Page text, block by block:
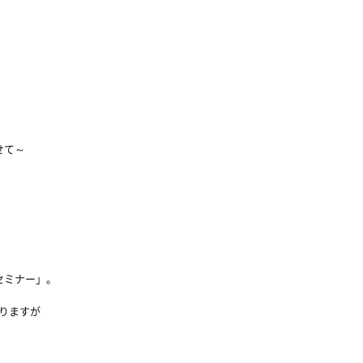
て～
ナー」。
ますが